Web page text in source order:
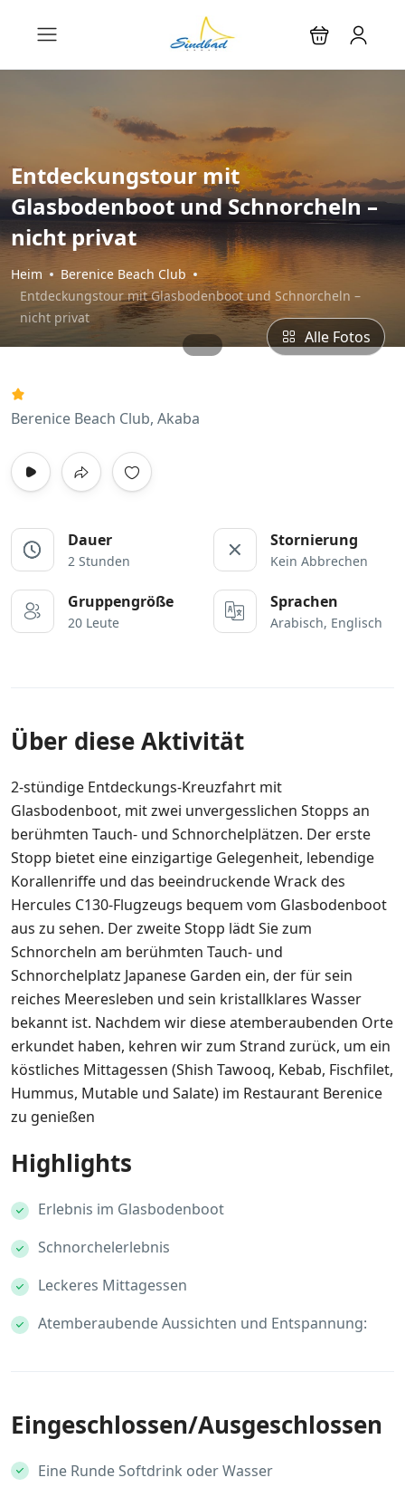
Entdeckungstour mit
Glasbodenboot und Schnorcheln –
nicht privat
Heim
Berenice Beach Club
Entdeckungstour mit Glasbodenboot und Schnorcheln –
nicht privat
Alle Fotos
Berenice Beach Club, Akaba
Dauer
2 Stunden
Stornierung
Kein Abbrechen
Gruppengröße
20 Leute
Sprachen
Arabisch, Englisch
Über diese Aktivität
2-stündige Entdeckungs-Kreuzfahrt mit
Glasbodenboot, mit zwei unvergesslichen Stopps an
berühmten Tauch- und Schnorchelplätzen. Der erste
Stopp bietet eine einzigartige Gelegenheit, lebendige
Korallenriffe und das beeindruckende Wrack des
Hercules C130-Flugzeugs bequem vom Glasbodenboot
aus zu sehen. Der zweite Stopp lädt Sie zum
Schnorcheln am berühmten Tauch- und
Schnorchelplatz Japanese Garden ein, der für sein
reiches Meeresleben und sein kristallklares Wasser
bekannt ist. Nachdem wir diese atemberaubenden Orte
erkundet haben, kehren wir zum Strand zurück, um ein
köstliches Mittagessen (Shish Tawooq, Kebab, Fischfilet,
Hummus, Mutable und Salate) im Restaurant Berenice
zu genießen
Highlights
Erlebnis im Glasbodenboot
Schnorchelerlebnis
Leckeres Mittagessen
Atemberaubende Aussichten und Entspannung:
Eingeschlossen/Ausgeschlossen
Eine Runde Softdrink oder Wasser